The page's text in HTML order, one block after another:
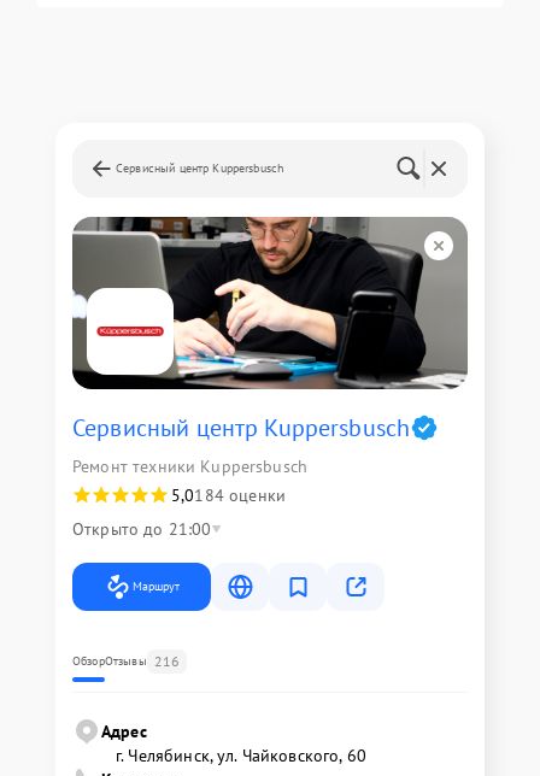
Сервисный центр Kuppersbusch
Сервисный центр Kuppersbusch
Ремонт техники Kuppersbusch
5,0184 оценки
Открыто до 21:00
Маршрут
ОбзорОтзывы 216
Адрес
г. Челябинск, ул. Чайковского, 60